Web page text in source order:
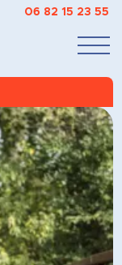
06 82 15 23 55